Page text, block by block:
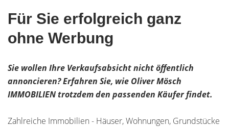
Für Sie erfolgreich ganz
ohne Werbung
Sie wollen Ihre Verkaufsabsicht nicht öffentlich
annoncieren? Erfahren Sie, wie Oliver Mösch
IMMOBILIEN trotzdem den passenden Käufer findet.
Zahlreiche Immobilien - Häuser, Wohnungen, Grundstücke